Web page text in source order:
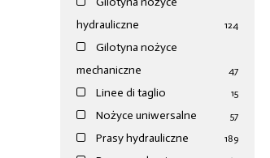
hydrauliczne
124
Gilotyna nożyce
mechaniczne
47
Linee di taglio 15
Nożyce uniwersalne 57
Prasy hydrauliczne 189